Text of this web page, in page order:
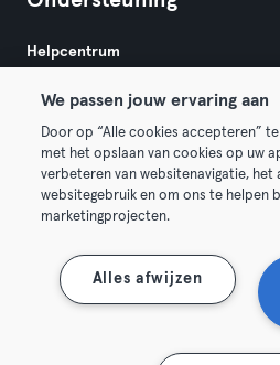
Helpcentrum
Algemene Voorwaarden
Membership opzeggen Trek
We passen jouw ervaring aan
Door op “Alle cookies accepteren”
met het opslaan van cookies op uw
verbeteren van websitenavigatie, het
websitegebruik en om ons te helpen
marketingprojecten.
Alles afwijzen